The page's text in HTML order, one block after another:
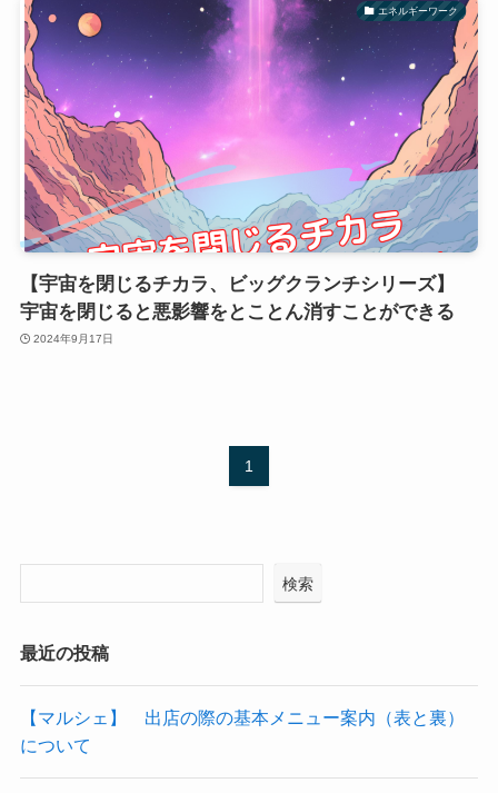
エネルギーワーク
【宇宙を閉じるチカラ、ビッグクランチシリーズ】
宇宙を閉じると悪影響をとことん消すことができる
2024年9月17日
1
検索
最近の投稿
【マルシェ】 出店の際の基本メニュー案内（表と裏）
について